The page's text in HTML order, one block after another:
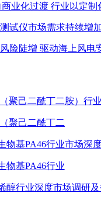
业化过渡 行业以定制
试仪市场需求持续增
险陡增 驱动海上风电
（聚己二酰丁二胺）行
聚己二酰丁二
物基PA46行业市场深
物基PA46行业
醇行业深度市场调研